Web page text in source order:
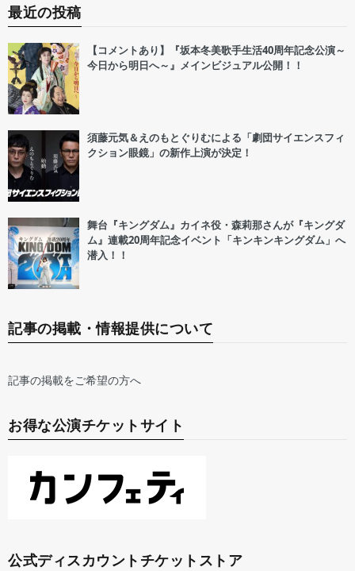
最近の投稿
【コメントあり】『坂本冬美歌手生活40周年記念公演～
今日から明日へ～』メインビジュアル公開！！
須藤元気＆えのもとぐりむによる「劇団サイエンスフィ
クション眼鏡」の新作上演が決定！
舞台『キングダム』カイネ役・森莉那さんが『キングダ
ム』連載20周年記念イベント「キンキンキングダム」へ
潜入！！
記事の掲載・情報提供について
記事の掲載をご希望の方へ
お得な公演チケットサイト
公式ディスカウントチケットストア